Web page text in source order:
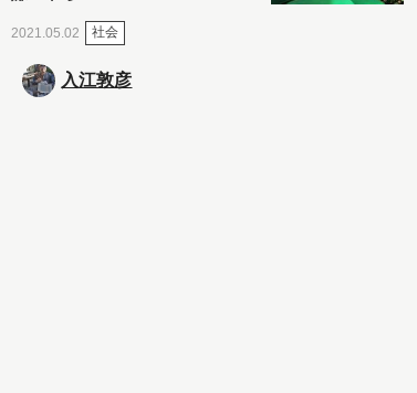
2021.05.02 社会
入江敦彦